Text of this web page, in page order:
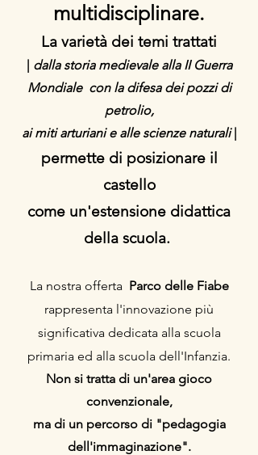
multidisciplinare.
La varietà dei temi trattati
| dalla storia medievale alla II Guerra
Mondiale con la difesa dei pozzi di
petrolio,
ai miti arturiani e alle scienze naturali|
permette di posizionare il
castello
come un'estensione didattica
della scuola.
La nostra offerta Parco delle Fiabe
rappresenta l'innovazione più
significativa dedicata alla scuola
primaria ed alla scuola dell'Infanzia.
Non si tratta di un'area gioco
convenzionale,
ma di un percorso di "pedagogia
dell'immaginazione".